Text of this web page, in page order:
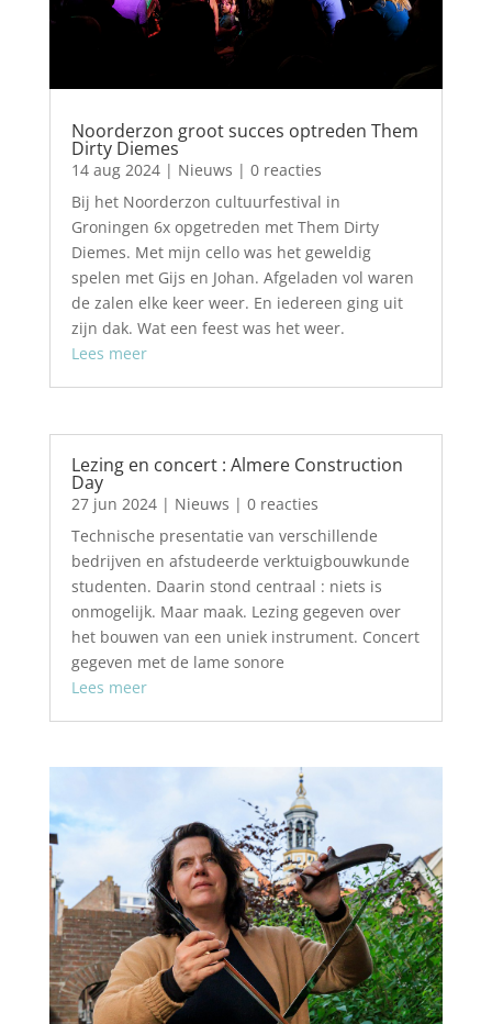
Noorderzon groot succes optreden Them
Dirty Diemes
14 aug 2024| Nieuws | 0 reacties
Bij het Noorderzon cultuurfestival in
Groningen 6x opgetreden met Them Dirty
Diemes. Met mijn cello was het geweldig
spelen met Gijs en Johan. Afgeladen vol waren
de zalen elke keer weer. En iedereen ging uit
zijn dak. Wat een feest was het weer.
Lees meer
Lezing en concert : Almere Construction
Day
27 jun 2024| Nieuws | 0 reacties
Technische presentatie van verschillende
bedrijven en afstudeerde verktuigbouwkunde
studenten. Daarin stond centraal : niets is
onmogelijk. Maar maak. Lezing gegeven over
het bouwen van een uniek instrument. Concert
gegeven met de lame sonore
Lees meer